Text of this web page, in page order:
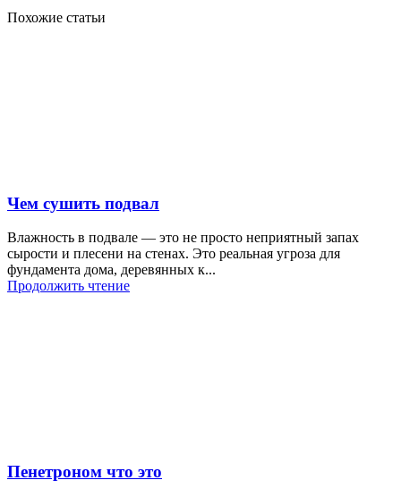
Похожие статьи
Чем сушить подвал
Влажность в подвале — это не просто неприятный запах
сырости и плесени на стенах. Это реальная угроза для
фундамента дома, деревянных к...
Продолжить чтение
Пенетроном что это